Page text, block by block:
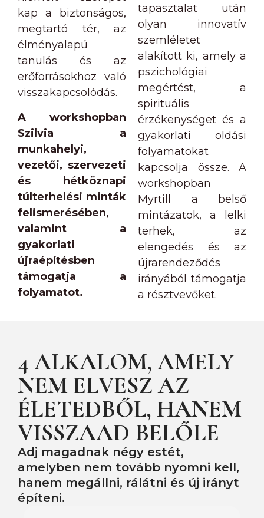
kap a biztonságos,
megtartó tér, az
élményalapú
tanulás és az
erőforrásokhoz való
visszakapcsolódás.
A workshopban
Szilvia a
munkahelyi,
vezetői, szervezeti
és hétköznapi
túlterhelési minták
felismerésében,
valamint a
gyakorlati
újraépítésben
támogatja a
folyamatot.
tapasztalat után
olyan innovatív
szemléletet
alakított ki, amely a
pszichológiai
megértést, a
spirituális
érzékenységet és a
gyakorlati oldási
folyamatokat
kapcsolja össze. A
workshopban
Myrtill a belső
mintázatok, a lelki
terhek, az
elengedés és az
újrarendeződés
irányából támogatja
a résztvevőket.
4 ALKALOM, AMELY
NEM ELVESZ AZ
ÉLETEDBŐL, HANEM
VISSZAAD BELŐLE
Adj magadnak négy estét,
amelyben nem tovább nyomni kell,
hanem megállni, rálátni és új irányt
építeni.